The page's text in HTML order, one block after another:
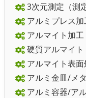
3次元測定（測
アルミプレス加
アルマイト加工
硬質アルマイト
アルマイト表
アルミ金皿/メ
アルミ容器/ア